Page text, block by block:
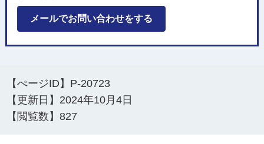
メールでお問い合わせをする
【ぺージID】 P-20723
【更新日】 2024年10月4日
【閲覧数】827